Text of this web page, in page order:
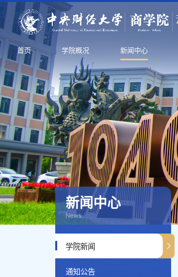
首页 学院概况 新闻中心
新闻中心
News
学院新闻
通知公告